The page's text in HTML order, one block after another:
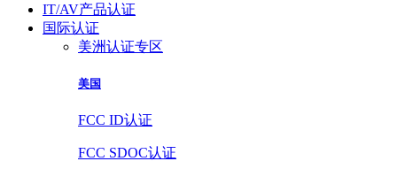
IT/AV产品认证
国际认证
美洲认证专区
美国
FCC ID认证
FCC SDOC认证